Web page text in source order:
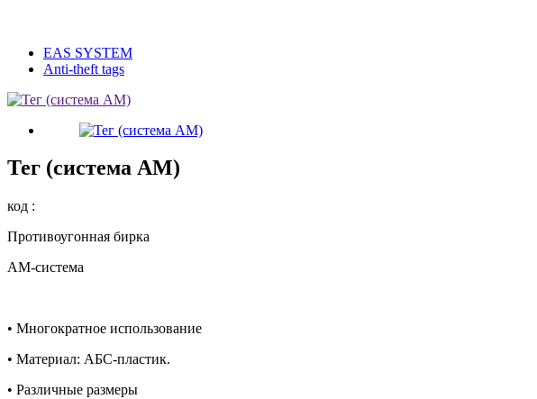
EAS SYSTEM
Anti-theft tags
Тег (система AM)
код :
Противоугонная бирка
АМ-система
• Многократное использование
• Материал: АБС-пластик.
• Различные размеры